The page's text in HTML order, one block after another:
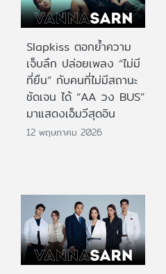
Slapkiss ตอกย้ำความ
เจ็บลึก ปล่อยเพลง “ไม่มี
ที่ยืน” กับคนที่ไม่มีสถานะ
ชัดเจน ได้ “AA วง BUS”
มาแสดงเอ็มวีสุดอิน
12 พฤษภาคม 2026